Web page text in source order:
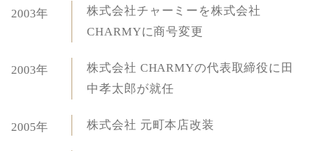
2003年
株式会社チャーミーを株式会社
CHARMYに商号変更
2003年
株式会社 CHARMYの代表取締役に田
中孝太郎が就任
2005年 株式会社 元町本店改装